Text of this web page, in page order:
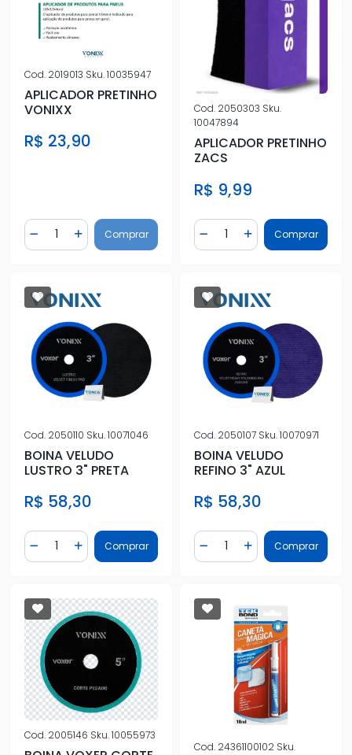
Cod. 2019013 Sku.10035947
APLICADOR PRETINHO
VONIXX
R$ 23,90
Diminuir Quantidade
Quantidade
Adicionar Quantidade
Comprar
Cod. 2050303 Sku.
10047894
APLICADOR PRETINHO
ZACS
R$ 9,99
Diminuir Quantidade
Quantidade
AdicionarComprar
Cod. 2050110 Sku.10071046
BOINA VELUDO
LUSTRO 3" PRETA
R$ 58,30
Diminuir Quantidade
Quantidade
Adicionar Quantidade
Comprar
Cod. 2050107 Sku.10070971
BOINA VELUDO
REFINO 3" AZUL
R$ 58,30
Diminuir Quantidade
Quantidade
AdicionarComprar
Cod. 2005146 Sku.10055973
Cod. 24361100102 Sku.